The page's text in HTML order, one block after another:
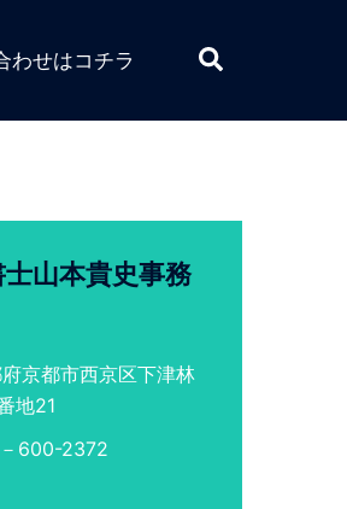
わせはコチラ
検
索
山本貴史事務
京都市西京区下津林
地21
600-2372